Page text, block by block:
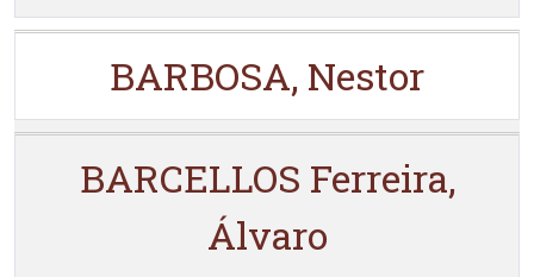
BARBOSA, Nestor
BARCELLOS Ferreira,
Álvaro